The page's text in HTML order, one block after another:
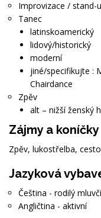
Improvizace / stand-
Tanec
latinskoamerický
lidový/historický
moderní
jiné/specifikujte :
Chairdance
Zpěv
alt – nižší ženský
Zájmy a koníčky
Zpěv, lukostřelba,
Jazyková
Čeština - rodilý mluvčí
Angličtina - aktivní